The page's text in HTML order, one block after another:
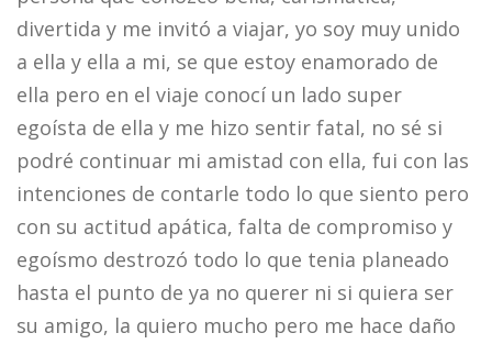
divertida y me invitó a viajar, yo soy muy unido
a ella y ella a mi, se que estoy enamorado de
ella pero en el viaje conocí un lado super
egoísta de ella y me hizo sentir fatal, no sé si
podré continuar mi amistad con ella, fui con las
intenciones de contarle todo lo que siento pero
con su actitud apática, falta de compromiso y
egoísmo destrozó todo lo que tenia planeado
hasta el punto de ya no querer ni si quiera ser
su amigo, la quiero mucho pero me hace daño